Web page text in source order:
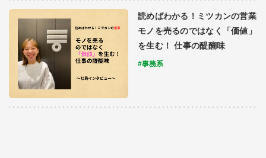
読めばわかる！ミツカンの営業
モノを売るのではなく「価値」
を生む！ 仕事の醍醐味
#事務系